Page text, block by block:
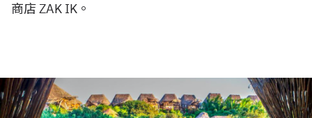
商店 ZAK IK。